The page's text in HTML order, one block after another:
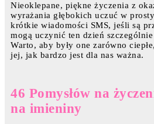
Nieoklepane, piękne życzenia z
wyrażania głębokich uczuć w
krótkie wiadomości SMS, jeśli są
mogą uczynić ten dzień
Warto, aby były one zarówno
jej, jak bardzo jest dla nas ważna.
46 Pomysłów na
na imieniny